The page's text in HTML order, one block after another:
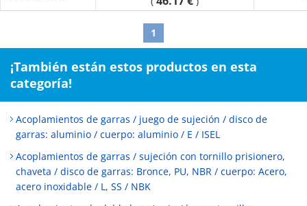
1
¡También están estos productos en esta
categoría!
Acoplamientos de garras / juego de sujeción / disco de
garras: aluminio / cuerpo: aluminio / E / ISEL
Acoplamientos de garras / sujeción con tornillo prisionero,
chaveta / disco de garras: Bronce, PU, NBR / cuerpo: Acero,
acero inoxidable / L, SS / NBK